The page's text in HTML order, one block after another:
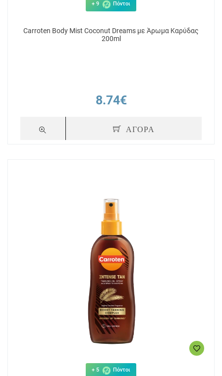
+ 9 Πόντοι
Carroten Body Mist Coconut Dreams με Άρωμα Καρύδας
200ml
8.74€
ΑΓΟΡΑ
+ 5 Πόντοι